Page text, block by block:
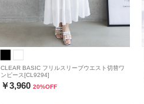
CLEAR BASIC フリルスリーブウエスト切替ワ
ンピース[CL9294]
￥3,960 20%OFF